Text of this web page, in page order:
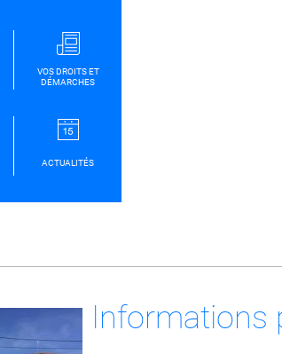
VOS DROITS ET
DÉMARCHES
ACTUALITÉS
Informations